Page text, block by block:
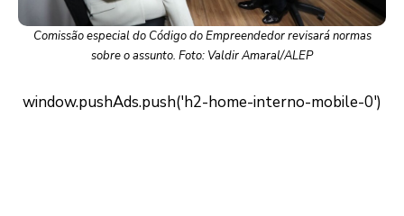
Comissão especial do Código do Empreendedor revisará normas
sobre o assunto. Foto: Valdir Amaral/ALEP